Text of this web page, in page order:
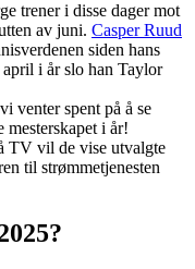
trener i disse dager mot
av juni. Casper Ruud
siden hans
i år slo han Taylor
venter spent på å se
mesterskapet i år!
TV vil de vise utvalgte
til strømmetjenesten